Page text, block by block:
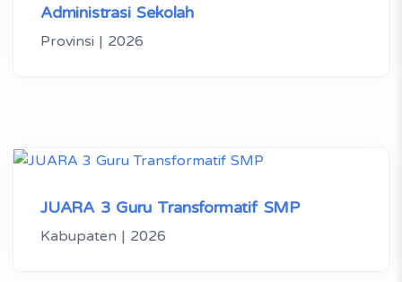
Administrasi Sekolah
Provinsi | 2026
JUARA 3 Guru Transformatif SMP
Kabupaten | 2026